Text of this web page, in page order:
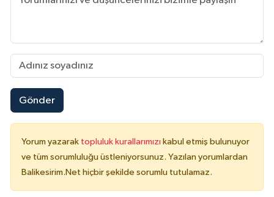
Gönder
Yorum yazarak topluluk kurallarımızı kabul etmiş bulunuyor
ve tüm sorumluluğu üstleniyorsunuz. Yazılan yorumlardan
Balikesirim.Net hiçbir şekilde sorumlu tutulamaz.